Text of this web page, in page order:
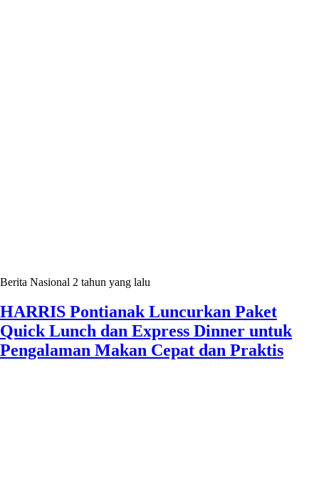
Berita Nasional 2 tahun yang lalu
HARRIS Pontianak Luncurkan Paket
Quick Lunch dan Express Dinner untuk
Pengalaman Makan Cepat dan Praktis